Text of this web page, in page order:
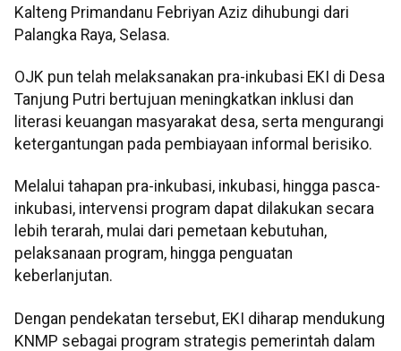
Kalteng Primandanu Febriyan Aziz dihubungi dari
Palangka Raya, Selasa.
OJK pun telah melaksanakan pra-inkubasi EKI di Desa
Tanjung Putri bertujuan meningkatkan inklusi dan
literasi keuangan masyarakat desa, serta mengurangi
ketergantungan pada pembiayaan informal berisiko.
Melalui tahapan pra-inkubasi, inkubasi, hingga pasca-
inkubasi, intervensi program dapat dilakukan secara
lebih terarah, mulai dari pemetaan kebutuhan,
pelaksanaan program, hingga penguatan
keberlanjutan.
Dengan pendekatan tersebut, EKI diharap mendukung
KNMP sebagai program strategis pemerintah dalam